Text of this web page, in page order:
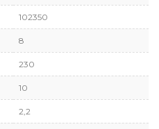
102350
8
230
10
2,2